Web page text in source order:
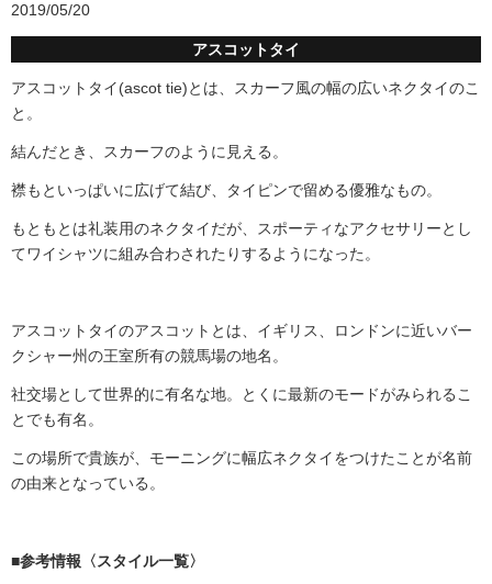
2019/05/20
アスコットタイ
アスコットタイ(ascot tie)とは、スカーフ風の幅の広いネクタイのこ
と。
結んだとき、スカーフのように見える。
襟もといっぱいに広げて結び、タイピンで留める優雅なもの。
もともとは礼装用のネクタイだが、スポーティなアクセサリーとし
てワイシャツに組み合わされたりするようになった。
アスコットタイのアスコットとは、イギリス、ロンドンに近いバー
クシャー州の王室所有の競馬場の地名。
社交場として世界的に有名な地。とくに最新のモードがみられるこ
とでも有名。
この場所で貴族が、モーニングに幅広ネクタイをつけたことが名前
の由来となっている。
■参考情報〈スタイル一覧〉